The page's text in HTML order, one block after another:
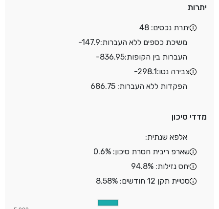
יתרות
יתרת נכסים: 48
משיכת כספים ללא העברות:-147.9
העברות בין הקופות:-836.95
צבירה נטו:-298.1
הפקדות ללא העברות: 686.75
מדדי סיכון
אלפא שנתית:
שארפ ריבית חסרת סיכון: 0.6%
יחס נזילות: 94.8%
סטיית תקן 12 חודשים: 8.58%